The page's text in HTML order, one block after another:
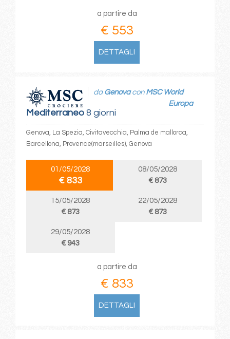
a partire da
€ 553
DETTAGLI
Mediterraneo8 giorni
da Genovacon MSC World
Europa
Genova, La Spezia, Civitavecchia, Palma de mallorca,
Barcellona, Provence(marseilles), Genova
01/05/2028
€ 833
08/05/2028
€ 873
15/05/2028
€ 873
22/05/2028
€ 873
29/05/2028
€ 943
a partire da
€ 833
DETTAGLI